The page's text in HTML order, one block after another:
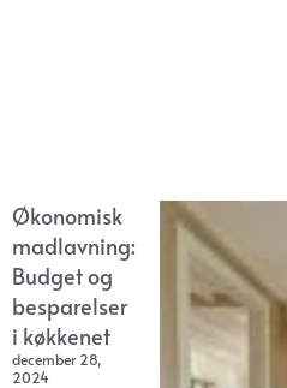
Økonomisk
madlavning:
Budget og
besparelser
i køkkenet
december 28,
2024